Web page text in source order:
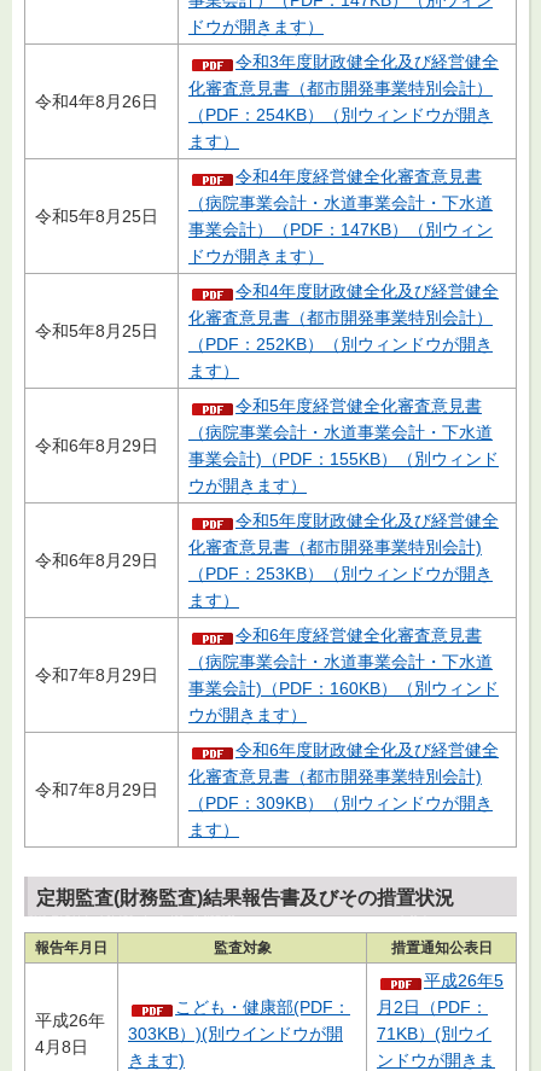
ドウが開きます）
令和4年8月26日
令和3年度財政健全化及び経営健全
化審査意見書（都市開発事業特別会計）
（PDF：254KB）（別ウィンドウが開き
ます）
令和5年8月25日
令和4年度経営健全化審査意見書
（病院事業会計・水道事業会計・下水道
事業会計）（PDF：147KB）（別ウィン
ドウが開きます）
令和5年8月25日
令和4年度財政健全化及び経営健全
化審査意見書（都市開発事業特別会計）
（PDF：252KB）（別ウィンドウが開き
ます）
令和6年8月29日
令和5年度経営健全化審査意見書
（病院事業会計・水道事業会計・下水道
事業会計)（PDF：155KB）（別ウィンド
ウが開きます）
令和6年8月29日
令和5年度財政健全化及び経営健全
化審査意見書（都市開発事業特別会計)
（PDF：253KB）（別ウィンドウが開き
ます）
令和7年8月29日
令和6年度経営健全化審査意見書
（病院事業会計・水道事業会計・下水道
事業会計)（PDF：160KB）（別ウィンド
ウが開きます）
令和7年8月29日
令和6年度財政健全化及び経営健全
化審査意見書（都市開発事業特別会計)
（PDF：309KB）（別ウィンドウが開き
ます）
定期監査(財務監査)結果報告書及びその措置状況
報告年月日 監査対象 措置通知公表日
平成26年
4月8日
こども・健康部(PDF：
303KB）)(別ウインドウが開
きます)
平成26年5
月2日（PDF：
71KB）(別ウイ
ンドウが開きま